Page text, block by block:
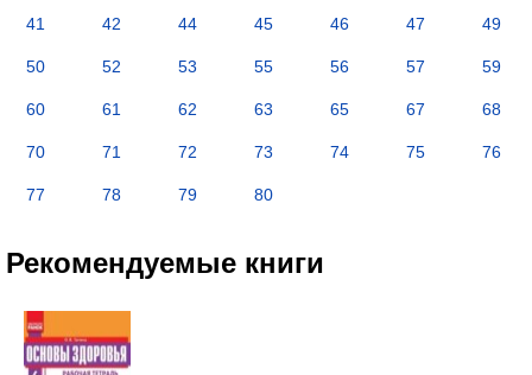
41 42 44 45 46 47 49
50 52 53 55 56 57 59
60 61 62 63 65 67 68
70 71 72 73 74 75 76
77 78 79 80
Рекомендуемые книги